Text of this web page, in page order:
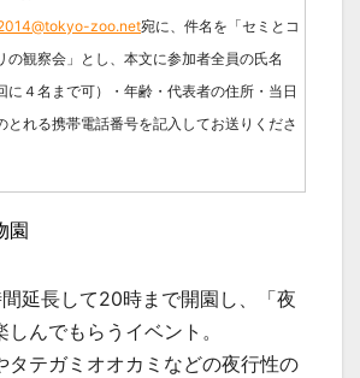
zoo.net宛に、件名を「セミとコ
の観察会」とし、本文に参加者全員の氏名
に４名まで可）・年齢・代表者の住所・当日
とれる携帯電話番号を記入してお送りくださ
園
延長して20時まで開園し、「夜
んでもらうイベント。
タテガミオオカミなどの夜行性の